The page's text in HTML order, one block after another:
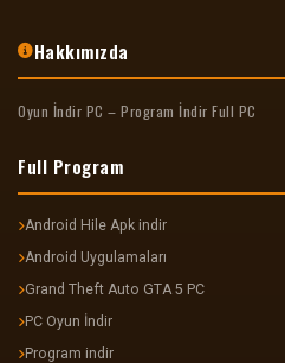
Hakkımızda
Oyun İndir PC – Program İndir Full PC
Full Program
Android Hile Apk indir
Android Uygulamaları
Grand Theft Auto GTA 5 PC
PC Oyun İndir
Program indir